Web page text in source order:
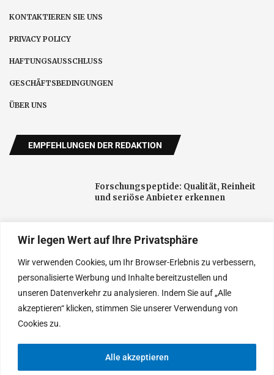
Wir legen Wert auf Ihre Privatsphäre
Wir verwenden Cookies, um Ihr Browser-Erlebnis zu verbessern,
personalisierte Werbung und Inhalte bereitzustellen und
unseren Datenverkehr zu analysieren. Indem Sie auf „Alle
akzeptieren“ klicken, stimmen Sie unserer Verwendung von
Cookies zu.
Alle akzeptieren
KONTAKTIEREN SIE UNS
PRIVACY POLICY
HAFTUNGSAUSSCHLUSS
GESCHÄFTSBEDINGUNGEN
ÜBER UNS
EMPFEHLUNGEN DER REDAKTION
Forschungspeptide: Qualität, Reinheit
und seriöse Anbieter erkennen
Schnelltest-FN verbindet Corona-Tests
mit digitaler Terminplanung
Neue öffentliche Aufmerksamkeit für
Darmgesundheit: Fachpraxis in Herford